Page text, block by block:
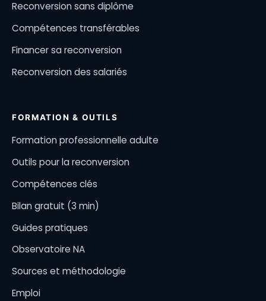
Reconversion sans diplôme
Compétences transférables
Financer sa reconversion
Reconversion des salariés
FORMATION & OUTILS
Formation professionnelle adulte
Outils pour la reconversion
Compétences clés
Bilan gratuit (3 min)
Guides pratiques
Observatoire NA
Sources et méthodologie
Emploi